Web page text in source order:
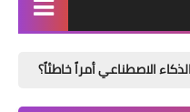
أمراً خاطئاً؟ «الدموع